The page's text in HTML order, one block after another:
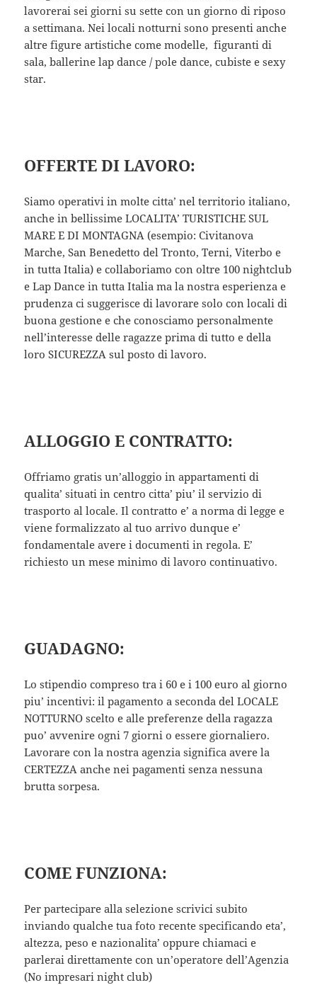
lavorerai sei giorni su sette con un giorno di riposo
a settimana. Nei locali notturni sono presenti anche
altre figure artistiche come modelle, figuranti di
sala, ballerine lap dance / pole dance, cubiste e sexy
star.
OFFERTE DI LAVORO:
Siamo operativi in molte citta’ nel territorio italiano,
anche in bellissime LOCALITA’ TURISTICHE SUL
MARE E DI MONTAGNA (esempio: Civitanova
Marche, San Benedetto del Tronto, Terni, Viterbo e
in tutta Italia) e collaboriamo con oltre 100 nightclub
e Lap Dance in tutta Italia ma la nostra esperienza e
prudenza ci suggerisce di lavorare solo con locali di
buona gestione e che conosciamo personalmente
nell’interesse delle ragazze prima di tutto e della
loro SICUREZZA sul posto di lavoro.
ALLOGGIO E CONTRATTO:
Offriamo gratis un’alloggio in appartamenti di
qualita’ situati in centro citta’ piu’ il servizio di
trasporto al locale. Il contratto e’ a norma di legge e
viene formalizzato al tuo arrivo dunque e’
fondamentale avere i documenti in regola. E’
richiesto un mese minimo di lavoro continuativo.
GUADAGNO:
Lo stipendio compreso tra i 60 e i 100 euro al giorno
piu’ incentivi: il pagamento a seconda del LOCALE
NOTTURNO scelto e alle preferenze della ragazza
puo’ avvenire ogni 7 giorni o essere giornaliero.
Lavorare con la nostra agenzia significa avere la
CERTEZZA anche nei pagamenti senza nessuna
brutta sorpesa.
COME FUNZIONA:
Per partecipare alla selezione scrivici subito
inviando qualche tua foto recente specificando eta’,
altezza, peso e nazionalita’ oppure chiamaci e
parlerai direttamente con un’operatore dell’Agenzia
(No impresari night club)